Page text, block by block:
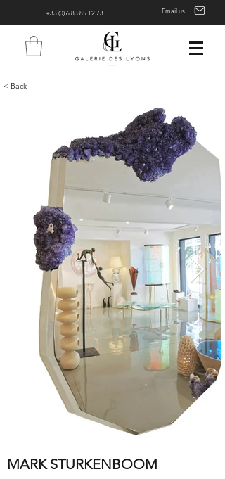
+33 (0) 6 83 85 12 73 Email us
< Back
MARK STURKENBOOM